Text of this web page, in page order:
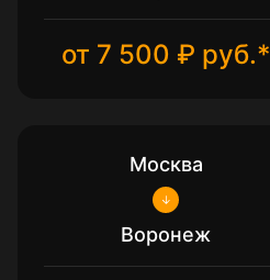
от 7 500 ₽ руб.*
Москва
Воронеж